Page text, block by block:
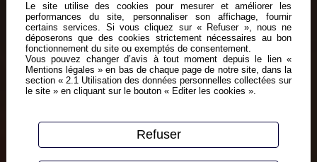
Le site utilise des cookies pour mesurer et améliorer les
performances du site, personnaliser son affichage, fournir
certains services. Si vous cliquez sur « Refuser », nous ne
déposerons que des cookies strictement nécessaires au bon
fonctionnement du site ou exemptés de consentement.
Vous pouvez changer d’avis à tout moment depuis le lien «
Mentions légales » en bas de chaque page de notre site, dans la
section « 2.1 Utilisation des données personnelles collectées sur
le site » en cliquant sur le bouton « Editer les cookies ».
Refuser